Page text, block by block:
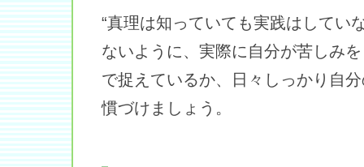
“真理は知っていても実践はしてい
ないように、実際に自分が苦しみ
で捉えているか、日々しっかり自
慣づけましょう。